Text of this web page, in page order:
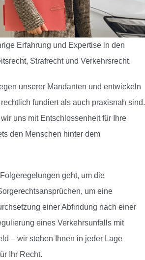
Erfahrung und Expertise in den
Strafrecht und Verkehrsrecht.
unserer Mandanten und entwickeln
fundiert als auch praxisnah sind.
uns mit Entschlossenheit für Ihre
den Menschen hinter dem
geht, um die
um eine
einer Abfindung nach einer
eines Verkehrsunfalls mit
– wir stehen Ihnen in jeder Lage
Ihr Recht.